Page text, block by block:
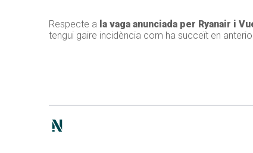
Respecte a la vaga anunciada per Ryanair i
tengui gaire incidència com ha succeït en